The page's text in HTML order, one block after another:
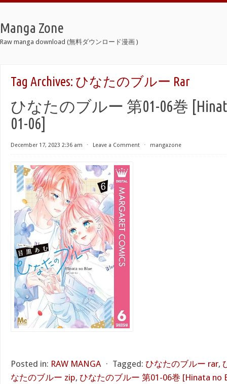
Manga Zone
Raw manga download (無料ダウンロード漫画 )
Tag Archives: ひなたのブルー Rar
ひなたのブルー 第01-06巻
01-06]
December 17, 2023 2:36 am ⋅ Leave a Comment ⋅ mangazone
Posted in: RAW MANGA ⋅ Tagged: ひなたのブルー rar,
なたのブルー zip, ひなたのブルー 第01-06巻 [Hinata no